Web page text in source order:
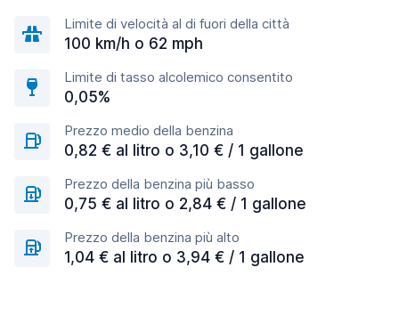
Limite di velocità al di fuori della città
100 km/h o 62 mph
Limite di tasso alcolemico consentito
0,05%
Prezzo medio della benzina
0,82 € al litro o 3,10 € / 1 gallone
Prezzo della benzina più basso
0,75 € al litro o 2,84 € / 1 gallone
Prezzo della benzina più alto
1,04 € al litro o 3,94 € / 1 gallone